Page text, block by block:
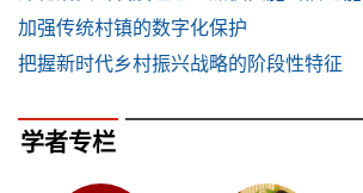
加强传统村镇的数字化保护
把握新时代乡村振兴战略的阶段性特征
学者专栏